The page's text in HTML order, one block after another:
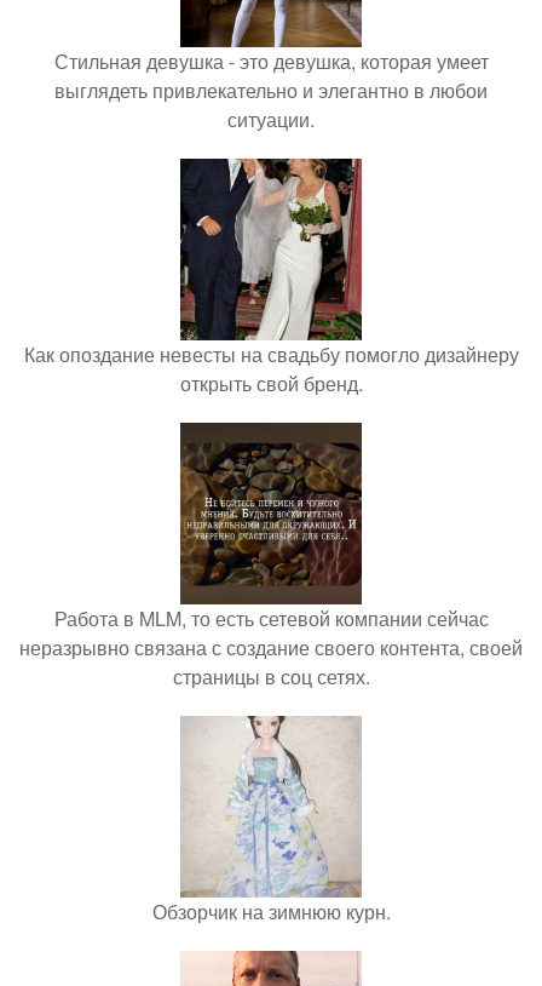
Стильная девушка - это девушка, которая умеет
выглядеть привлекательно и элегантно в любои
ситуации.
Как опоздание невесты на свадьбу помогло дизайнеру
открыть свой бренд.
Работа в MLM, то есть сетевой компании сейчас
неразрывно связана с создание своего контента, своей
страницы в соц сетях.
Обзорчик на зимнюю курн.